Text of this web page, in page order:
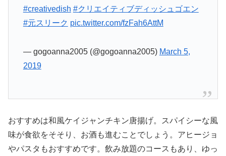
#creativedish #クリエイティブディッシュゴエン
#元スリーク pic.twitter.com/fzFah6AttM
— gogoanna2005 (@gogoanna2005) March 5,
2019
おすすめは和風ケイジャンチキン唐揚げ。スパイシーな風
味が食欲をそそり、お酒も進むことでしょう。アヒージョ
やパスタもおすすめです。飲み放題のコースもあり、ゆっ